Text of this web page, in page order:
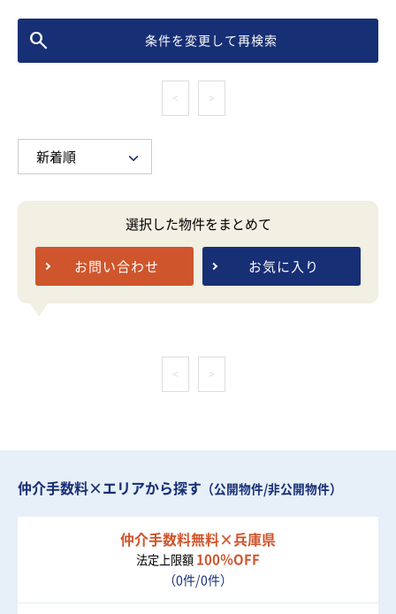
条件を変更して再検索
< >
選択した物件をまとめて
お問い合わせ お気に入り
< >
仲介手数料×エリアから探す （公開物件/非公開物件）
仲介手数料無料×兵庫県
法定上限額 100％OFF
（0件/0件）